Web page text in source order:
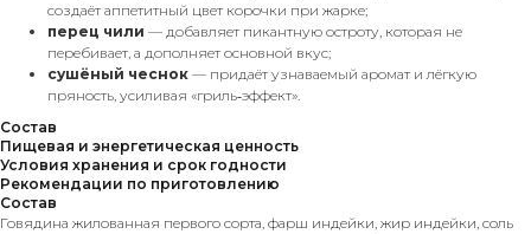
создаёт аппетитный цвет корочки при жарке;
перец чили — добавляет пикантную остроту, которая не
перебивает, а дополняет основной вкус;
сушёный чеснок — придаёт узнаваемый аромат и лёгкую
пряность, усиливая «гриль‑эффект».
Состав
Пищевая и энергетическая ценность
Условия хранения и срок годности
Рекомендации по приготовлению
Состав
Говядина жилованная первого сорта, фарш индейки, жир индейки, соль